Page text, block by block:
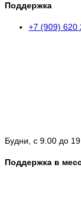
Поддержка
+7 (909) 620
Будни, с 9.00 до
Поддержка в